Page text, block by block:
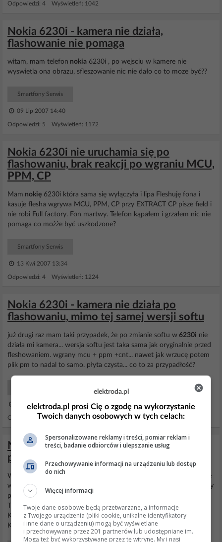
Odpowiedzi: 4 Wyświetleń: 1042
Nokia 6230i - kamera nie działa,
flashowanie nie pomaga
witam, mam telefon nokia 6230i , po wejsciu w kamere nie
wyswietla ona obrazu, sfleszowanie nic nie dało co to moze być??
Smartfony Serwis
09 Lip 2007 14:40
Odpowiedzi: 5 Wyświetleń: 1172
Nokia 6230i nie uruchamia się po
flashowaniu, brak reakcji po wgraniu MCU,
PPM, CP
Mam nokię 6230i która sama się wyłączyła i lipa Fleshuję fona i
kasuje flesha wgrywa MCU, PPM, CP przy EXTRACT CP pisze field i
nie robi Full factory. Fon martwy. Telefon kąpałem i grzałem nic nie
pomaga co możże być uszkodzone?
Smartfony Serwis
13 Kwi 2007 13:34
Odpowiedzi: 4 Wyświetleń: 1224
Nokia 6230i - kamera nie działa po
flashowaniu, mimo tej samej wersji softu
już drugi raz mam taki przypadek, że po zmianie softu w 6230i nie
działa mi kamera... wersja softu jest taka sama jak oryginalnie przed
fleshowaniem. wgrany mcu + ppm +cnt... nawet jak wrzucę potem
plik pm to nadal to samo. płyta czysta... co to za przypadłość?
02 Kwi 2007 14:19
Odpowiedzi: 3 Wyświetleń: 810
Nokia 6230i po zalaniu - błąd kasowania
pamięci masowej, flash?
Witam. jak w temacie
po zalaniu byla martwa teraz smiga ale
wgrac moge tylko MCU poniewaz wyskakuje mi taki blad ??? czyzby
problem z koscia
flasha
??? mial ktos cos takiego ??? 1st Boot Ok,
TIKU, UPP: 1052 Fl0: 0x00000000-0x00FFFFFF,00EC22F8,Sam
K8S2815ET Fl1: 0x02000000-0x03FFFFFF,00EC0035,Sam
KEE00D00CM Algorithm: te_oncsm.fia, Ver: 4.57.0...
elektroda.pl
elektroda.pl prosi Cię o zgodę na wykorzystanie
Twoich danych osobowych w tych celach:
Spersonalizowane reklamy i treści, pomiar reklam i
treści, badanie odbiorców i ulepszanie usług
Przechowywanie informacji na urządzeniu lub dostęp
do nich
Więcej informacji
Twoje dane osobowe będą przetwarzane, a informacje
z Twojego urządzenia (pliki cookie, unikalne identyfikatory
i inne dane o urządzeniu) mogą być wyświetlane
i przechowywane przez 201 partnerów lub udostępniane im.
Mogą też być wykorzystywane przez tę witrynę. My i nasi